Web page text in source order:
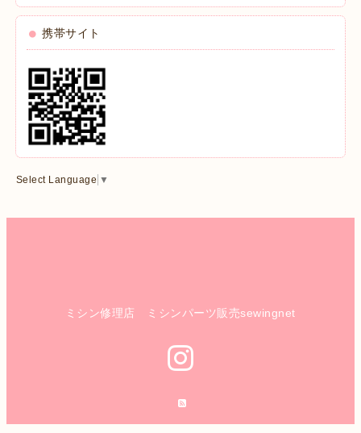
携帯サイト
Select Language ▼
ミシン修理店 ミシンパーツ販売sewingnet